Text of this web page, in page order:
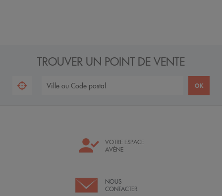
TROUVER UN POINT DE VENTE
VOTRE ESPACE
AVÈNE
NOUS
CONTACTER